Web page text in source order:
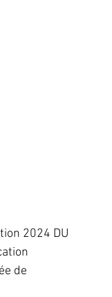
2024 DU
de